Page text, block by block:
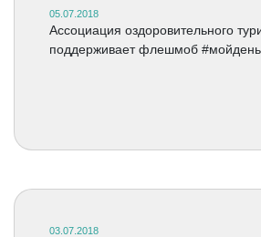
05.07.2018
Ассоциация оздоровительного
поддерживает флешмоб
03.07.2018